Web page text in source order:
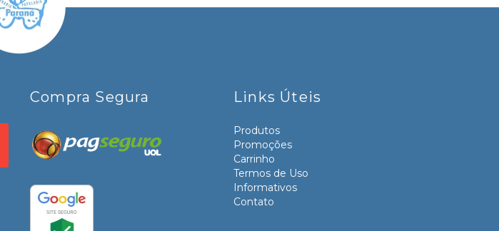
Compra Segura Links Úteis
Produtos
Promoções
Carrinho
Termos de Uso
Informativos
Contato